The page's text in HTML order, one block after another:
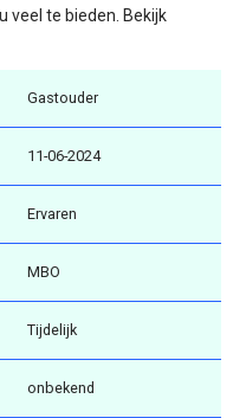
veel te bieden. Bekijk
Gastouder
11-06-2024
Ervaren
MBO
Tijdelijk
onbekend